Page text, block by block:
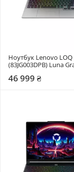
Ноутбук Lenovo LOQ
(83JG003DPB) Luna
46 999 ₴